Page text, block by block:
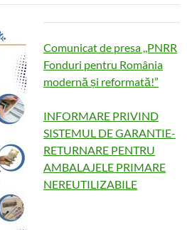
Comunicat de presa ,,PNRR
Fonduri pentru România
modernă și reformată!”
INFORMARE PRIVIND
SISTEMUL DE GARANTIE-
RETURNARE PENTRU
AMBALAJELE PRIMARE
NEREUTILIZABILE